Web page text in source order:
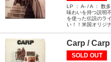
LP ： A- / A ： 数
味わいを持つ説明
を使った伝説のラ
い！！米国オリジ
Carp / Carp
SOLD OUT